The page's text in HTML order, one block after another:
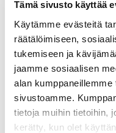
Tämä sivusto käyttää
Käytämme evästeitä
räätälöimiseen,
tukemiseen ja
jaamme sosiaalisen
alan
sivustoamme.
tietoja muihin tietoihin,
kerätty, kun olet
Kääpiöauringonkukka
Pacino Mix
3,60€ Sisältää